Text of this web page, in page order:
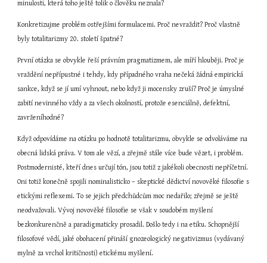
minulosti, která toho ještě tolik o člověku neznala?
Konkretizujme problém ostřejšími formulacemi. Proč nevraždit? Proč vlastně
byly totalitarizmy 20. století špatné?
První otázka se obvykle řeší právním pragmatizmem, ale míří hlouběji. Proč je
vraždění nepřípustné i tehdy, kdy případného vraha nečeká žádná empirická
sankce, když se jí umí vyhnout, nebo když ji mocensky zruší? Proč je úmyslné
zabití nevinného vždy a za všech okolností, protože esenciálně, defektní,
zavrženíhodné?
Když odpovídáme na otázku po hodnotě totalitarizmu, obvykle se odvoláváme na
obecná lidská práva. V tom ale vězí, a zřejmě stále více bude vězet, i problém.
Postmodernisté, kteří dnes určují tón, jsou totiž z jakékoli obecnosti nepříčetní.
Oni totiž konečně spojili nominalisticko – skeptické dědictví novověké filosofie s
etickými reflexemi. To se jejich předchůdcům moc nedařilo; zřejmě se ještě
neodvažovali. Vývoj novověké filosofie se však v soudobém myšlení
bezkonkurenčně a paradigmaticky prosadil. Došlo tedy i na etiku. Schopnější
filosofové vědí, jaké obohacení přináší gnozeologický negativizmus (vydávaný
mylně za vrchol kritičnosti) etickému myšlení.